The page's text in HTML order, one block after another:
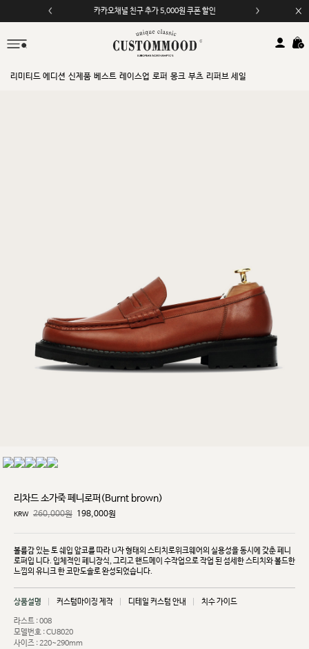
카카오채널 친구 추가 5,000원 쿠폰 할인
리미티드 에디션 신제품 베스트 레이스업 로퍼 몽크 부츠 리퍼브 세일
리차드 소가죽 페니로퍼(Burnt brown)
KRW 260,000원 198,000원
볼륨감 있는 토 쉐입 앞코를 따라 U자 형태의 스티치로위크웨어의 실용성을 동시에 갖춘 페니
로퍼입 니다. 입체적인 페니장식, 그리고 핸드메이 수작업으로 작업 된 섬세한 스티치와 볼드한
느낌의 유니크한 코만도솔로 완성되었습니다.
상품설명 커스텀마이징 제작 디테일 커스텀 안내 치수 가이드
라스트 : 008
모델번호 : CU8020
사이즈 : 220~290mm